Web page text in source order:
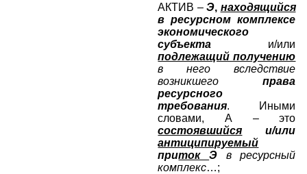
АКТИВ –Э, находящийся
в ресурсном комплексе
экономического
субъекта и/или
подлежащий получению
в него
вследствие
возникшегоправа
ресурсного
требования. Иными
словами, А – это
состоявшийся и/или
антиципируемый
притокЭ в ресурсный
комплекс…;